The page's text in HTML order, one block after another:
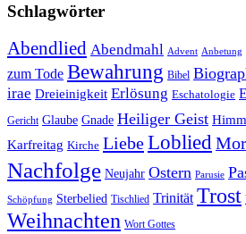
Schlagwörter
Abendlied Abendmahl Advent Anbetung
zum Tode Bewahrung Bibel
irae Dreieinigkeit Erlösung Eschatologie
Gericht Glaube Gnade Heiliger Geist
Karfreitag Kirche LiebeLoblied
Nachfolge Neujahr Ostern Parusie
Schöpfung Sterbelied Tischlied Trinität Trost
Weihnachten Wort Gottes